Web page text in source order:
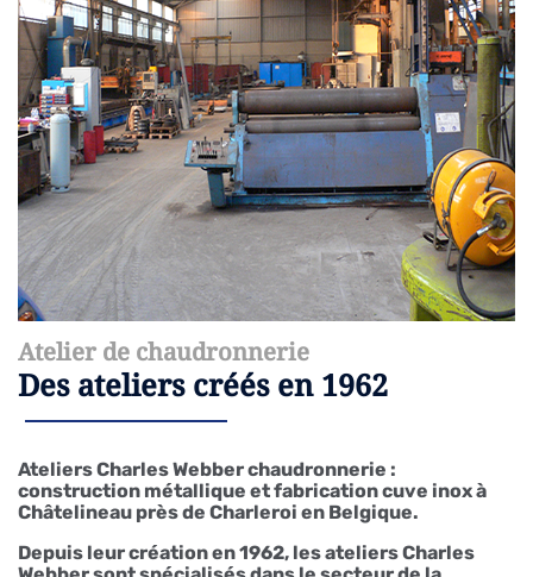
Atelier de chaudronnerie
Des ateliers créés en 1962
Ateliers Charles Webber chaudronnerie :
construction métallique et fabrication cuve inox à
Châtelineau près de Charleroi en Belgique.
Depuis leur création en 1962, les ateliers Charles